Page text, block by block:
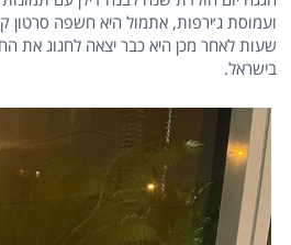
שעות לאחר מכן היא כבר יצאה לחגוג את
בישראל.